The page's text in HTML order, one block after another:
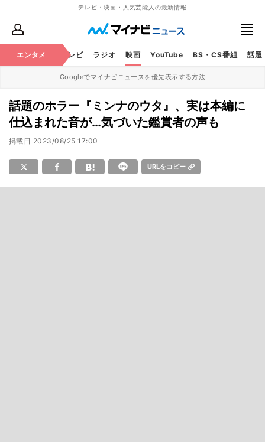
テレビ・映画・人気芸能人の最新情報
エンタメ
芸能 テレビ ラジオ 映画 YouTube BS・CS番組 話題
Googleでマイナビニュースを優先表示する方法
話題のホラー『ミンナのウタ』、実は本編に
仕込まれた音が…気づいた鑑賞者の声も
掲載日 2023/08/25 17:00
URLをコピー